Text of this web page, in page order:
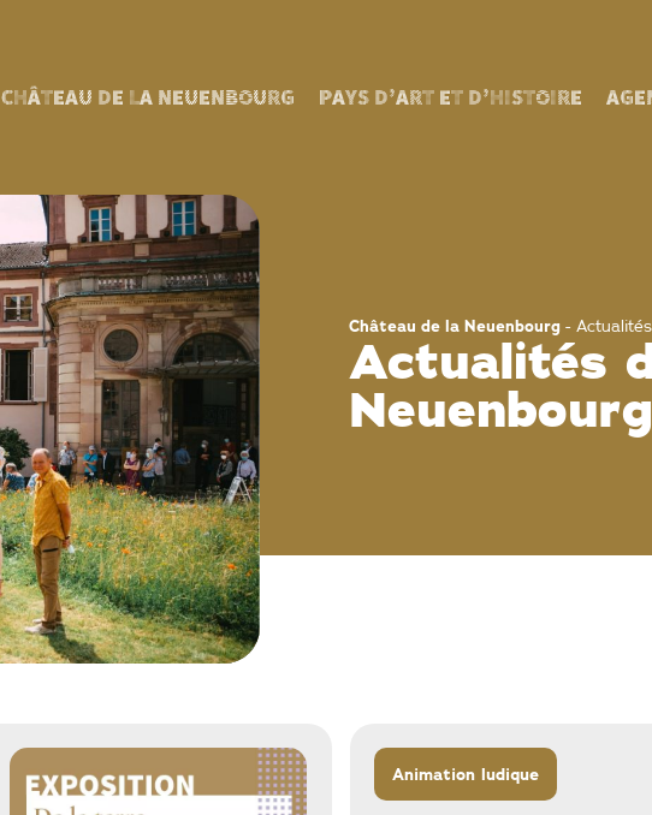
CHÂTEAU DE LA NEUENBOURG PAYS D’ART ET D’HISTOIRE
Château de la Neuenbourg-
Actualités
Neuenbourg
Animation ludique